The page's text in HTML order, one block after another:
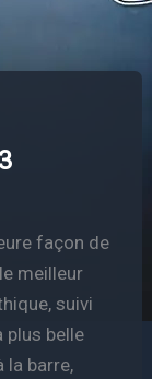
façon de
meilleur
suivi
plus belle
la barre,